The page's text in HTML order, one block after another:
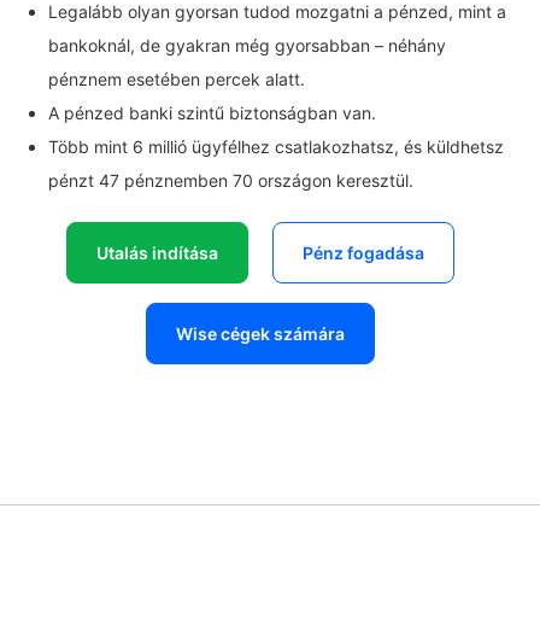
Legalább olyan gyorsan tudod mozgatni a pénzed, mint a
bankoknál, de gyakran még gyorsabban – néhány
pénznem esetében percek alatt.
A pénzed banki szintű biztonságban van.
Több mint 6 millió ügyfélhez csatlakozhatsz, és küldhetsz
pénzt 47 pénznemben 70 országon keresztül.
Utalás indítása Pénz fogadása
Wise cégek számára